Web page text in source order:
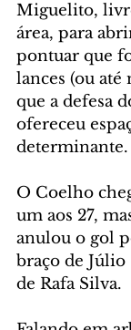
Miguelito,
área, para
pontuar que
lances (ou até
que a defesa
ofereceu
determinante.
O Coelho
um aos 27,
anulou o gol
braço de Júlio
de Rafa Silva.